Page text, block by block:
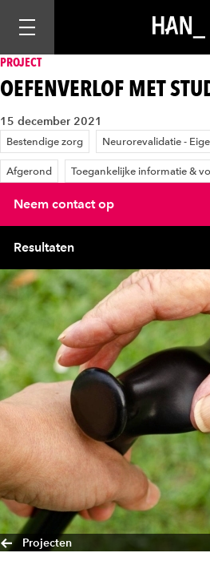
Mobiele navigatie openen
PROJECT
OEFENVERLOF MET
15 december 2021
Bestendige zorg Neurorevalidatie -
Afgerond Toegankelijke informatie &
Neem contact op
Resultaten
Projecten